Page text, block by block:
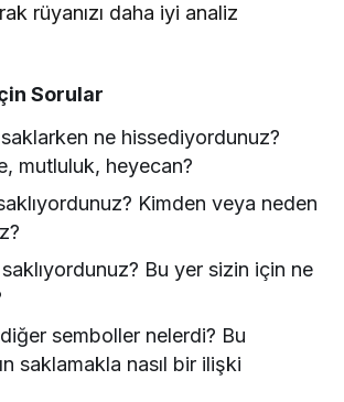
rüyanızı daha iyi analiz
Sorular
saklarken ne hissediyordunuz?
mutluluk, heyecan?
Kimden veya neden
saklıyordunuz? Bu yer sizin için ne
semboller nelerdi? Bu
saklamakla nasıl bir ilişki